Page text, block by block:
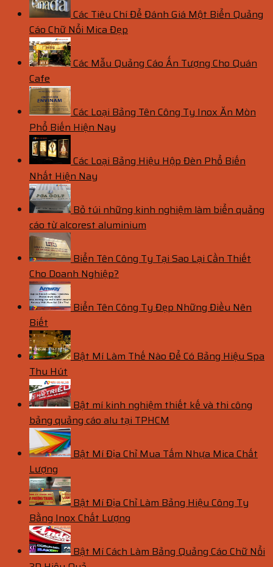
Các Tiêu Chí Để Đánh Giá Một Biển Quảng
Cáo Chữ Nổi Mica Đẹp
Các Mẫu Quảng Cáo Ấn Tượng Cho Quán
Cafe
Các Loại Bảng Tên Công Ty Inox Ăn Mòn
Phổ Biến Hiện Nay
Các Loại Bảng Hiệu Hộp Đèn Phổ Biến
Nhất Hiện Nay
Bỏ túi những kinh nghiệm làm biển quảng
cáo từ alcorest aluminium
Biển Tên Công Ty Tại Sao Lại Cần Thiết
Cho Doanh Nghiệp?
Biển Tên Công Ty Đẹp Những Điều Nên
Biết
Bật Mí Làm Thế Nào Để Có Bảng Hiệu Spa
Thu Hút
Bật mí kinh nghiệm thiết kế và thi công
bảng quảng cáo alu tại TPHCM
Bật Mí Địa Chỉ Mua Tấm Nhựa Mica Chất
Lượng
Bật Mí Địa Chỉ Làm Bảng Hiệu Công Ty
Bằng Inox Chất Lượng
Bật Mí Cách Làm Bảng Quảng Cáo Chữ Nổi